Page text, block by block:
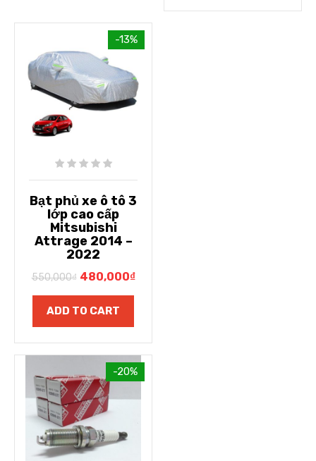
-13%
Bạt phủ xe ô tô 3
lớp cao cấp
Mitsubishi
Attrage 2014 –
2022
550,000₫ 480,000₫
ADD TO CART
-20%